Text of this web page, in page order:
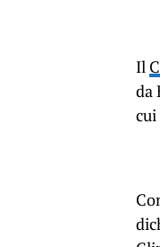
Il
da
cui